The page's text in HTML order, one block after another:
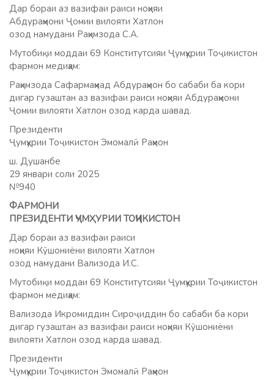
Дар бораи аз вазифаи раиси ноҳияи
Абдураҳмони Ҷомии вилояти Хатлон
озод намудани Раҳимзода С.А.
Мутобиқи моддаи 69 Конститутсияи Ҷумҳурии Тоҷикистон
фармон медиҳам:
Раҳимзода Сафармаҳмад Абдураҳмон бо сабаби ба кори
дигар гузаштан аз вазифаи раиси ноҳияи Абдураҳмони
Ҷомии вилояти Хатлон озод карда шавад.
Президенти
Ҷумҳурии Тоҷикистон Эмомалӣ Раҳмон
ш. Душанбе
29 январи соли 2025
№940
ФАРМОНИ
ПРЕЗИДЕНТИ ҶУМҲУРИИ ТОҶИКИСТОН
Дар бораи аз вазифаи раиси
ноҳияи Кӯшониёни вилояти Хатлон
озод намудани Вализода И.С.
Мутобиқи моддаи 69 Конститутсияи Ҷумҳурии Тоҷикистон
фармон медиҳам:
Вализода Икромиддин Сироҷиддин бо сабаби ба кори
дигар гузаштан аз вазифаи раиси ноҳияи Кӯшониёни
вилояти Хатлон озод карда шавад.
Президенти
Ҷумҳурии Тоҷикистон Эмомалӣ Раҳмон